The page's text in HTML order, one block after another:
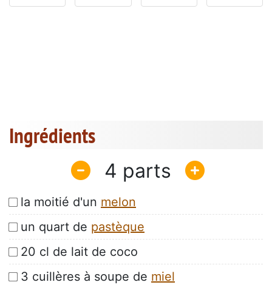
Ingrédients
4
la moitié d'un melon
un quart de pastèque
20 cl de lait de coco
3 cuillères à soupe de miel